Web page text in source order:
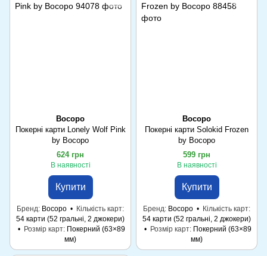
Bocopo
Покерні карти Lonely Wolf Pink
by Bocopo
624 грн
В наявності
Купити
Бренд Bocopo
Кількість карт
54 карти (52 гральні, 2 джокери)
Розмір карт Покерний (63×89
мм)
Bocopo
Покерні карти Solokid Frozen
by Bocopo
599 грн
В наявності
Купити
Бренд Bocopo
Кількість карт
54 карти (52 гральні, 2 джокери)
Розмір карт Покерний (63×89
мм)